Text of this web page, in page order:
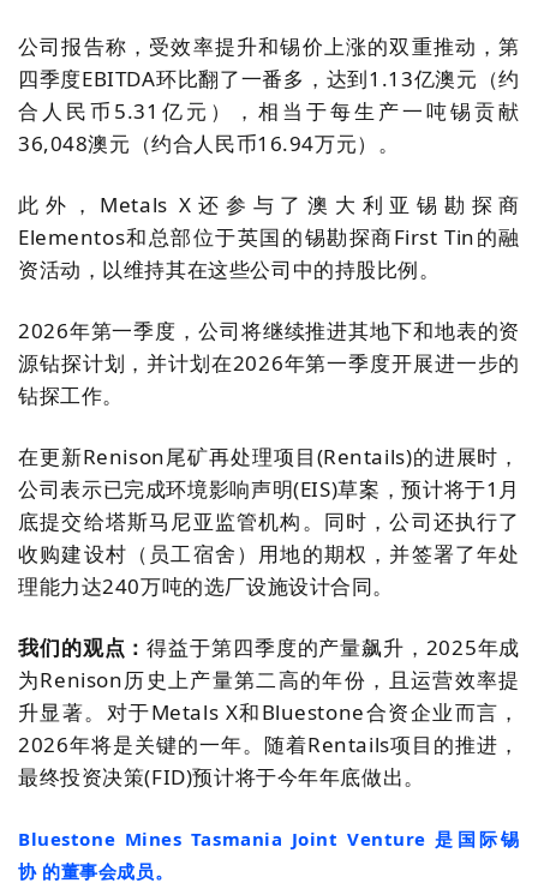
公司报告称，受效率提升和锡价上涨的双重推动，第
四季度EBITDA环比翻了一番多，达到1.13亿澳元（约
合人民币5.31亿元），相当于每生产一吨锡贡献
36,048澳元（约合人民币16.94万元）。
此外，Metals X还参与了澳大利亚锡勘探商
Elementos和总部位于英国的锡勘探商First Tin的融
资活动，以维持其在这些公司中的持股比例。
2026年第一季度 ，公司将继续推进其地下和地表的资
源钻探计划，并计划在2026年第一季度开展进一步的
钻探工作。
在更新Renison尾矿再处理项目(Rentails)的进展时，
公司表示已完成环境影响声明(EIS)草案，预计将于1月
底提交给塔斯马尼亚监管机构。同时，公司还执行了
收购建设村（员工宿舍）用地的期权，并签署了年处
理能力达240万吨的选厂设施设计合同。
我们的观点：得益于第四季度的产量飙升，2025年成
为Renison历史上产量第二高的年份，且运营效率提
升显著。对于Metals X和Bluestone合资企业而言，
2026年将是关键的一年。随着Rentails项目的推进，
最终投资决策(FID)预计将于今年年底做出。
Bluestone Mines Tasmania Joint Venture是国际锡
协的董事会成员。